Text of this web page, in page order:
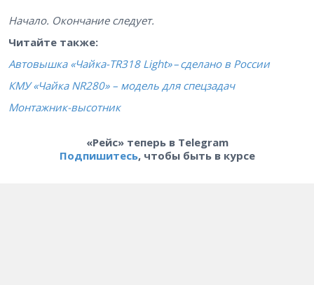
Начало. Окончание следует.
Читайте также:
Автовышка «Чайка-TR318 Light» – сделано в России
КМУ «Чайка NR280» – модель для спецзадач
Монтажник-высотник
«Рейс» теперь в Telegram
Подпишитесь, чтобы быть в курсе